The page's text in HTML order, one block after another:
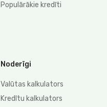
Populārākie kredīti
Noderīgi
Valūtas kalkulators
Kredītu kalkulators